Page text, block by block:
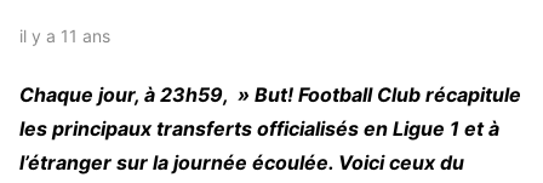
il y a 11 ans
Chaque jour, à 23h59, » But! Football Club récapitule
les principaux transferts officialisés en Ligue 1 et à
l’étranger sur la journée écoulée. Voici ceux du